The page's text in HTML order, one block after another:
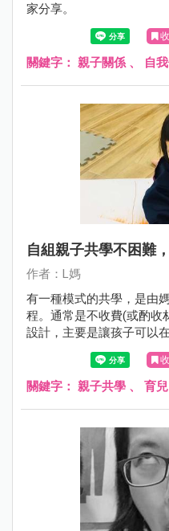
家分享。
關鍵字： 親子關係 、 自
自組親子共學不困難
作者：L媽
有一種模式的共學，是由
程。通常是不收費(或酌收
設計，主要是讓孩子可以
學習，也可以增加其社交
關鍵字： 親子共學 、 育兒